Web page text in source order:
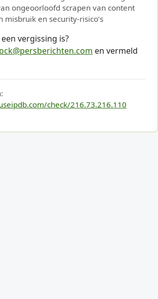
ongeoorloofd scrapen van content
misbruik en security-risico’s
vergissing is?
en vermeld
check/216.73.216.110